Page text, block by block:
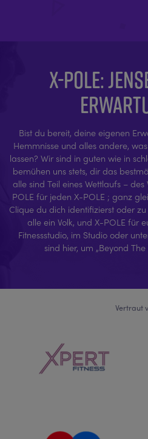
X-POLE:
Bist du bereit, deine eigenen
Hemmnisse und alles andere,
lassen? Wir sind in guten wie in
bemühen uns stets, dir das
alle sind Teil eines Wettlaufs –
POLE für jeden X-POLE ; ganz
Clique du dich identifizierst oder
alle ein Volk, und X-POLE für
Fitnessstudio, im Studio oder
sind hier, um „Beyond
Vertraut